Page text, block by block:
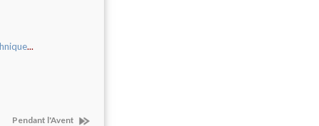
...
Pendant l'Avent